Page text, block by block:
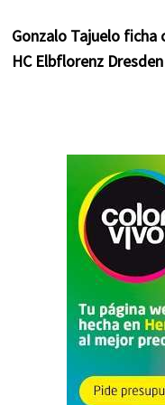
Gonzalo Tajuelo
HC Elbflorenz Dresden